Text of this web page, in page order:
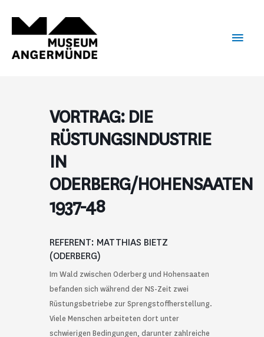
Inhalt
springen
VORTRAG: DIE
RÜSTUNGSINDUSTRIE
IN
ODERBERG/HOHENSAATEN
1937-48
REFERENT: MATTHIAS BIETZ
(ODERBERG)
Im Wald zwischen Oderberg und Hohensaaten
befanden sich während der NS-Zeit zwei
Rüstungsbetriebe zur Sprengstoffherstellung.
Viele Menschen arbeiteten dort unter
schwierigen Bedingungen, darunter zahlreiche